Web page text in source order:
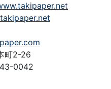
町2-26
0042